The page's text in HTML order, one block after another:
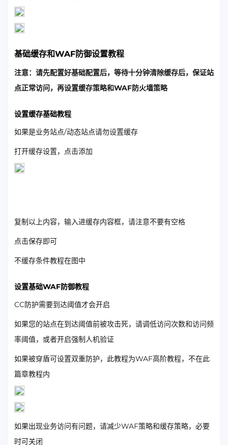
基础缓存和WAF防御设置教程
注意：请先配置好基础配置后，等待十分钟清除缓存后，保证站
点正常访问，再设置缓存策略和WAF防火墙策略
设置缓存基础教程
如果是业务站点/动态站点请勿设置缓存
打开缓存设置，点击添加
复制以上内容，输入进缓存内容框，请注意不要有空格
点击保存即可
不缓存条件教程在图中
设置基础WAF防御教程
CC防护需要到达阈值才会开启
如果您的站点在到达阈值前被攻击死，请调低访问次数和访问频
率阈值，或者开启强制人机验证
如果被穿盾可设置双重防护，此教程为WAF高阶教程，不在此
篇章教程内
如果出现业务访问有问题，请减少WAF策略和缓存策略，必要
时可关闭